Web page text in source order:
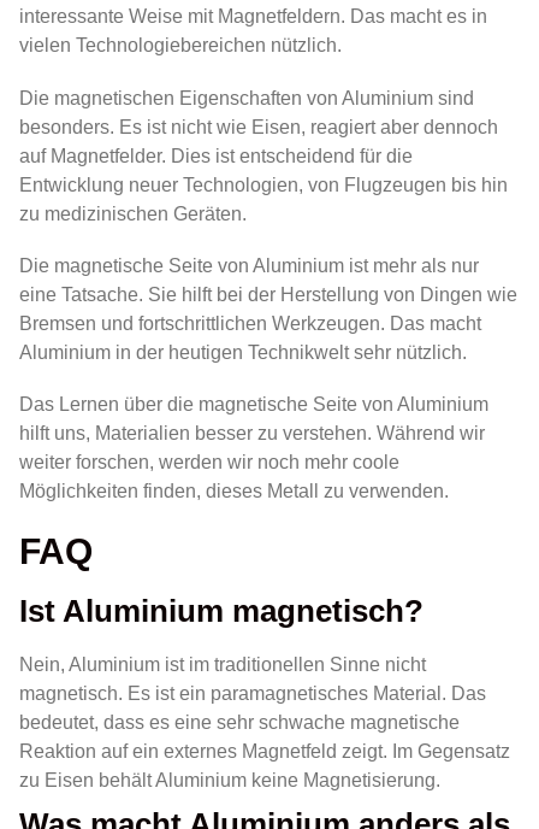
interessante Weise mit Magnetfeldern. Das macht es in
vielen Technologiebereichen nützlich.
Die magnetischen Eigenschaften von Aluminium sind
besonders. Es ist nicht wie Eisen, reagiert aber dennoch
auf Magnetfelder. Dies ist entscheidend für die
Entwicklung neuer Technologien, von Flugzeugen bis hin
zu medizinischen Geräten.
Die magnetische Seite von Aluminium ist mehr als nur
eine Tatsache. Sie hilft bei der Herstellung von Dingen wie
Bremsen und fortschrittlichen Werkzeugen. Das macht
Aluminium in der heutigen Technikwelt sehr nützlich.
Das Lernen über die magnetische Seite von Aluminium
hilft uns, Materialien besser zu verstehen. Während wir
weiter forschen, werden wir noch mehr coole
Möglichkeiten finden, dieses Metall zu verwenden.
FAQ
Ist Aluminium magnetisch?
Nein, Aluminium ist im traditionellen Sinne nicht
magnetisch. Es ist ein paramagnetisches Material. Das
bedeutet, dass es eine sehr schwache magnetische
Reaktion auf ein externes Magnetfeld zeigt. Im Gegensatz
zu Eisen behält Aluminium keine Magnetisierung.